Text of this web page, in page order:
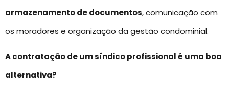
armazenamento de documentos, comunicação com
os moradores e organização da gestão condominial.
A contratação de um síndico profissional é uma boa
alternativa?